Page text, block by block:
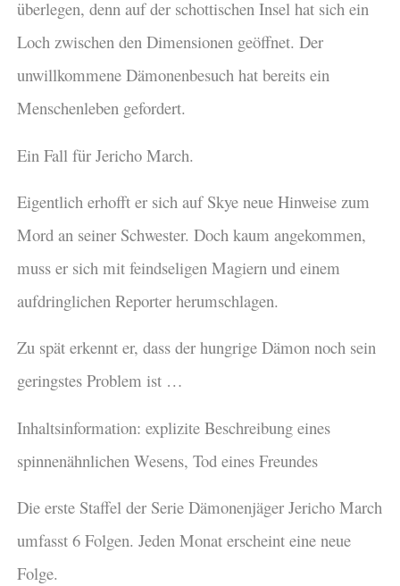
überlegen, denn auf der schottischen Insel hat sich ein
Loch zwischen den Dimensionen geöffnet. Der
unwillkommene Dämonenbesuch hat bereits ein
Menschenleben gefordert.
Ein Fall für Jericho March.
Eigentlich erhofft er sich auf Skye neue Hinweise zum
Mord an seiner Schwester. Doch kaum angekommen,
muss er sich mit feindseligen Magiern und einem
aufdringlichen Reporter herumschlagen.
Zu spät erkennt er, dass der hungrige Dämon noch sein
geringstes Problem ist …
Inhaltsinformation: explizite Beschreibung eines
spinnenähnlichen Wesens, Tod eines Freundes
Die erste Staffel der Serie Dämonenjäger Jericho March
umfasst 6 Folgen. Jeden Monat erscheint eine neue
Folge.